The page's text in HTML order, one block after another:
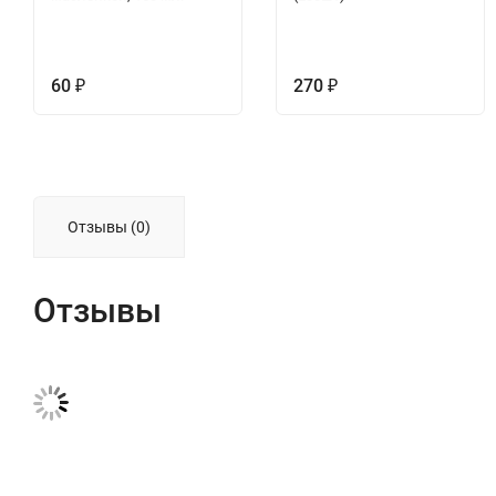
60 ₽ 270 ₽
Отзывы (0)
Отзывы